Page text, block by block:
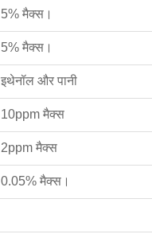
5% मैक्स।
5% मैक्स।
इथेनॉल और पानी
10ppm मैक्स
2ppm मैक्स
0.05% मैक्स।